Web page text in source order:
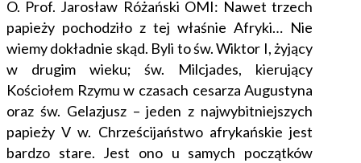
O. Prof. Jarosław Różański OMI: Nawet trzech
papieży pochodziło z tej właśnie Afryki… Nie
wiemy dokładnie skąd. Byli to św. Wiktor I, żyjący
w drugim wieku; św. Milcjades, kierujący
Kościołem Rzymu w czasach cesarza Augustyna
oraz św. Gelazjusz – jeden z najwybitniejszych
papieży V w. Chrześcijaństwo afrykańskie jest
bardzo stare. Jest ono u samych początków